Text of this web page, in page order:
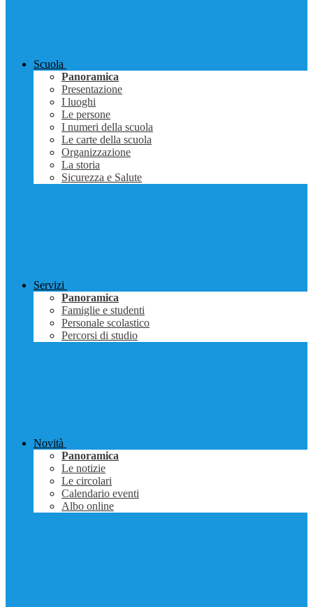
Scuola
Panoramica
Presentazione
I luoghi
Le persone
I numeri della scuola
Le carte della scuola
Organizzazione
La storia
Sicurezza e Salute
Servizi
Panoramica
Famiglie e studenti
Personale scolastico
Percorsi di studio
Novità
Panoramica
Le notizie
Le circolari
Calendario eventi
Albo online